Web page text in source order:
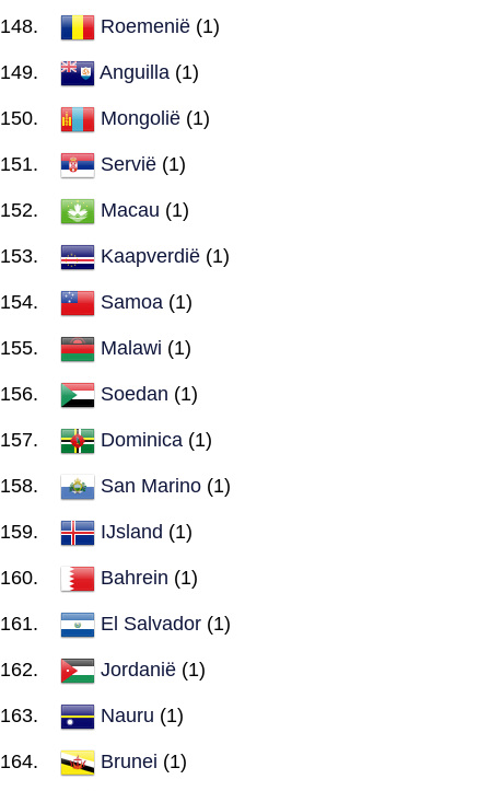
Roemenië (1)
Anguilla (1)
Mongolië (1)
Servië (1)
Macau (1)
Kaapverdië (1)
Samoa (1)
Malawi (1)
Soedan (1)
Dominica (1)
San Marino (1)
IJsland (1)
Bahrein (1)
El Salvador (1)
Jordanië (1)
Nauru (1)
Brunei (1)